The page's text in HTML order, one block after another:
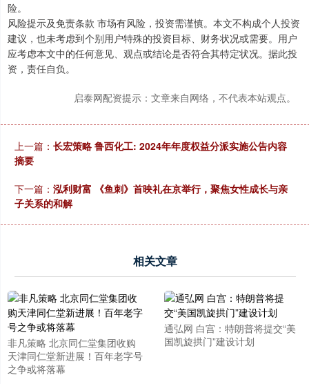
险。
风险提示及免责条款 市场有风险，投资需谨慎。本文不构成个人投资
建议，也未考虑到个别用户特殊的投资目标、财务状况或需要。用户
应考虑本文中的任何意见、观点或结论是否符合其特定状况。据此投
资，责任自负。
启泰网配资提示：文章来自网络，不代表本站观点。
上一篇： 长宏策略 鲁西化工: 2024年年度权益分派实施公告内容
摘要
下一篇： 泓利财富 《鱼刺》首映礼在京举行，聚焦女性成长与亲
子关系的和解
相关文章
非凡策略 北京同仁堂集团收购
天津同仁堂新进展！百年老字号
之争或将落幕
通弘网 白宫：特朗普将提交“美
国凯旋拱门”建设计划